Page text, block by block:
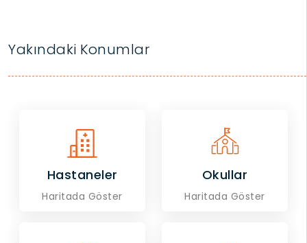
Yakındaki Konumlar
Hastaneler
Haritada Göster
Okullar
Haritada Göster